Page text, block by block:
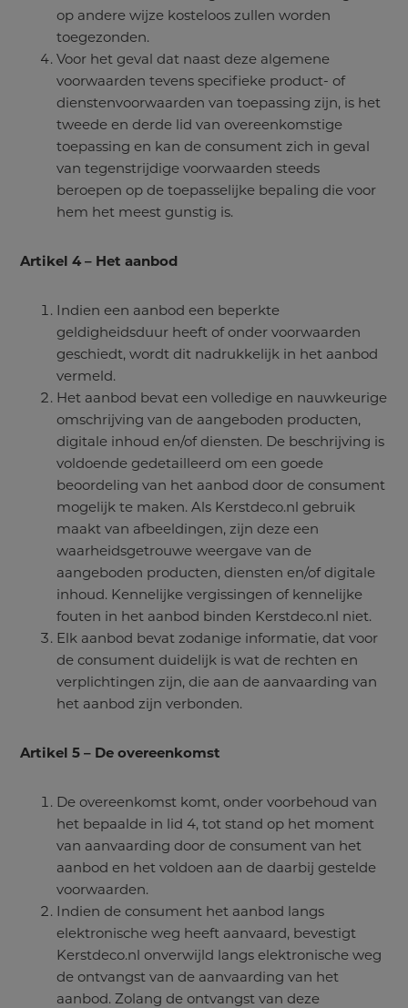
op andere wijze kosteloos zullen worden
toegezonden.
Voor het geval dat naast deze algemene
voorwaarden tevens specifieke product- of
dienstenvoorwaarden van toepassing zijn, is het
tweede en derde lid van overeenkomstige
toepassing en kan de consument zich in geval
van tegenstrijdige voorwaarden steeds
beroepen op de toepasselijke bepaling die voor
hem het meest gunstig is.
Artikel 4 – Het aanbod
Indien een aanbod een beperkte
geldigheidsduur heeft of onder voorwaarden
geschiedt, wordt dit nadrukkelijk in het aanbod
vermeld.
Het aanbod bevat een volledige en nauwkeurige
omschrijving van de aangeboden producten,
digitale inhoud en/of diensten. De beschrijving is
voldoende gedetailleerd om een goede
beoordeling van het aanbod door de consument
mogelijk te maken. Als Kerstdeco.nl gebruik
maakt van afbeeldingen, zijn deze een
waarheidsgetrouwe weergave van de
aangeboden producten, diensten en/of digitale
inhoud. Kennelijke vergissingen of kennelijke
fouten in het aanbod binden Kerstdeco.nl niet.
Elk aanbod bevat zodanige informatie, dat voor
de consument duidelijk is wat de rechten en
verplichtingen zijn, die aan de aanvaarding van
het aanbod zijn verbonden.
Artikel 5 – De overeenkomst
De overeenkomst komt, onder voorbehoud van
het bepaalde in lid 4, tot stand op het moment
van aanvaarding door de consument van het
aanbod en het voldoen aan de daarbij gestelde
voorwaarden.
Indien de consument het aanbod langs
elektronische weg heeft aanvaard, bevestigt
Kerstdeco.nl onverwijld langs elektronische weg
de ontvangst van de aanvaarding van het
aanbod. Zolang de ontvangst van deze